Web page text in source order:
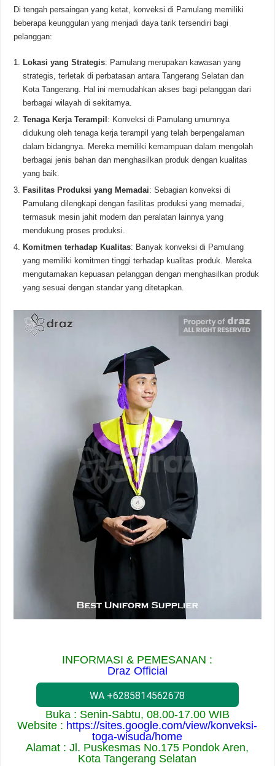
Di tengah persaingan yang ketat, konveksi di Pamulang memiliki
beberapa keunggulan yang menjadi daya tarik tersendiri bagi
pelanggan:
Lokasi yang Strategis: Pamulang merupakan kawasan yang
strategis, terletak di perbatasan antara Tangerang Selatan dan
Kota Tangerang. Hal ini memudahkan akses bagi pelanggan dari
berbagai wilayah di sekitarnya.
Tenaga Kerja Terampil : Konveksi di Pamulang umumnya
didukung oleh tenaga kerja terampil yang telah berpengalaman
dalam bidangnya. Mereka memiliki kemampuan dalam mengolah
berbagai jenis bahan dan menghasilkan produk dengan kualitas
yang baik.
Fasilitas Produksi yang Memadai: Sebagian konveksi di
Pamulang dilengkapi dengan fasilitas produksi yang memadai,
termasuk mesin jahit modern dan peralatan lainnya yang
mendukung proses produksi.
Komitmen terhadap Kualitas: Banyak konveksi di Pamulang
yang memiliki komitmen tinggi terhadap kualitas produk. Mereka
mengutamakan kepuasan pelanggan dengan menghasilkan produk
yang sesuai dengan standar yang ditetapkan.
INFORMASI & PEMESANAN :
Draz Official
WA +6285814562678
Buka : Senin-Sabtu, 08.00-17.00 WIB
Website : https://sites.google.com/view/konveksi-
toga-wisuda/home
Alamat : Jl. Puskesmas No.175 Pondok Aren,
Kota Tangerang Selatan